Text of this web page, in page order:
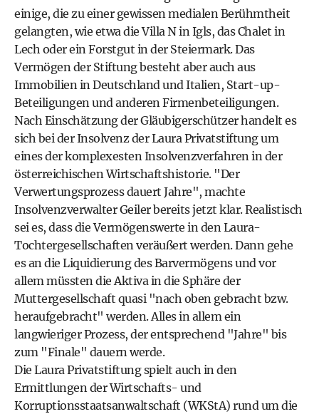
einige, die zu einer gewissen medialen Berühmtheit
gelangten, wie etwa die Villa N in Igls, das Chalet in
Lech oder ein Forstgut in der Steiermark. Das
Vermögen der Stiftung besteht aber auch aus
Immobilien in Deutschland und Italien, Start-up-
Beteiligungen und anderen Firmenbeteiligungen.
Nach Einschätzung der Gläubigerschützer handelt es
sich bei der Insolvenz der Laura Privatstiftung um
eines der komplexesten Insolvenzverfahren in der
österreichischen Wirtschaftshistorie. "Der
Verwertungsprozess dauert Jahre", machte
Insolvenzverwalter Geiler bereits jetzt klar. Realistisch
sei es, dass die Vermögenswerte in den Laura-
Tochtergesellschaften veräußert werden. Dann gehe
es an die Liquidierung des Barvermögens und vor
allem müssten die Aktiva in die Sphäre der
Muttergesellschaft quasi "nach oben gebracht bzw.
heraufgebracht" werden. Alles in allem ein
langwieriger Prozess, der entsprechend "Jahre" bis
zum "Finale" dauern werde.
Die Laura Privatstiftung spielt auch in den
Ermittlungen der Wirtschafts- und
Korruptionsstaatsanwaltschaft (WKStA) rund um die